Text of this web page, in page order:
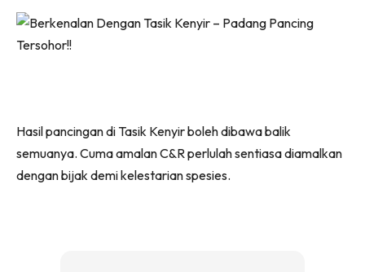
Hasil pancingan di Tasik Kenyir boleh dibawa balik
semuanya. Cuma amalan C&R perlulah sentiasa diamalkan
dengan bijak demi kelestarian spesies.